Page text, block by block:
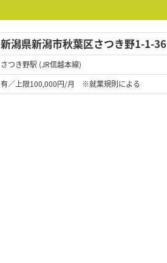
新潟県新潟市秋葉区さつき野1-1-36
さつき野駅 (JR信越本線)
有／上限100,000円/月 ※就業規則による